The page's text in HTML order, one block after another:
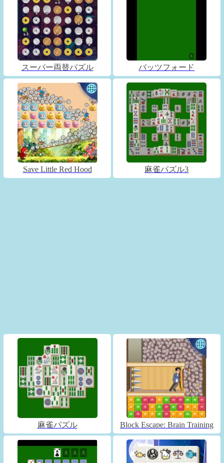
スーパー両替パズル バッツフォード
Save Little Red Hood 麻雀パズル3
麻雀パズル Block Escape: Brain Training